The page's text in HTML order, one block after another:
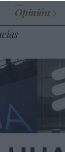
Opinión